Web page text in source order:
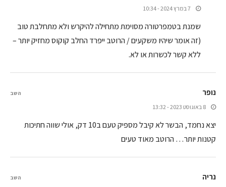
7 במרץ 2024 - 10:34
שמנת בטמפרטורה מסוימת מתחילה להיקרש ולא מתחלבת טוב
(זה אומר שיהיו משקעים / הרוטב ייפרד החלב קוקוס מחזיק יותר –
ללא קשר לכשרות או לא.
נופר
8 באוגוסט 2023 - 13:32
יצא נחמד, הבשר לא קיבל מספיק טעם ב10 דק, אולי שווה חתיכות
קטנות יותר… הרוטב מאוד טעים
השב
נריה השב